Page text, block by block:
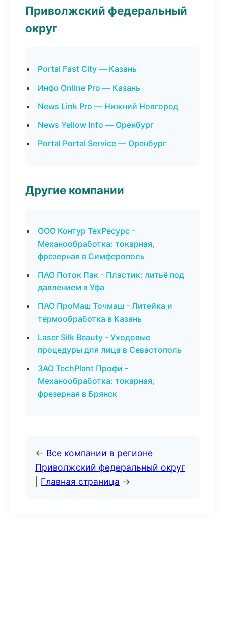
Приволжский федеральный
округ
Portal Fast City — Казань
Инфо Online Pro — Казань
News Link Pro — Нижний Новгород
News Yellow Info — Оренбург
Portal Portal Service — Оренбург
Другие компании
ООО Контур ТехРесурс -
Механообработка: токарная,
фрезерная в Симферополь
ПАО Поток Пак - Пластик: литьё под
давлением в Уфа
ПАО ПроМаш Точмаш - Литейка и
термообработка в Казань
Laser Silk Beauty - Уходовые
процедуры для лица в Севастополь
ЗАО TechPlant Профи -
Механообработка: токарная,
фрезерная в Брянск
← Все компании в регионе
Приволжский федеральный округ
Главная страница →